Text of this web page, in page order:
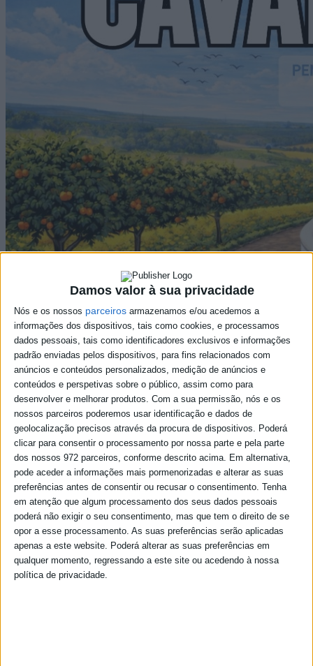
Damos valor à sua privacidade
Nós e os nossos parceiros armazenamos e/ou acedemos a
informações dos dispositivos, tais como cookies, e processamos
dados pessoais, tais como identificadores exclusivos e informações
padrão enviadas pelos dispositivos, para fins relacionados com
anúncios e conteúdos personalizados, medição de anúncios e
conteúdos e perspetivas sobre o público, assim como para
desenvolver e melhorar produtos. Com a sua permissão, nós e os
nossos parceiros poderemos usar identificação e dados de
geolocalização precisos através da procura de dispositivos. Poderá
clicar para consentir o processamento por nossa parte e pela parte
dos nossos 972 parceiros, conforme descrito acima. Em alternativa,
pode aceder a informações mais pormenorizadas e alterar as suas
preferências antes de consentir ou recusar o consentimento. Tenha
em atenção que algum processamento dos seus dados pessoais
poderá não exigir o seu consentimento, mas que tem o direito de se
opor a esse processamento. As suas preferências serão aplicadas
apenas a este website. Poderá alterar as suas preferências em
qualquer momento, regressando a este site ou acedendo à nossa
política de privacidade.